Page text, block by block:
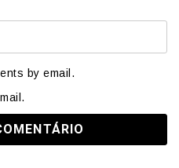
by email.